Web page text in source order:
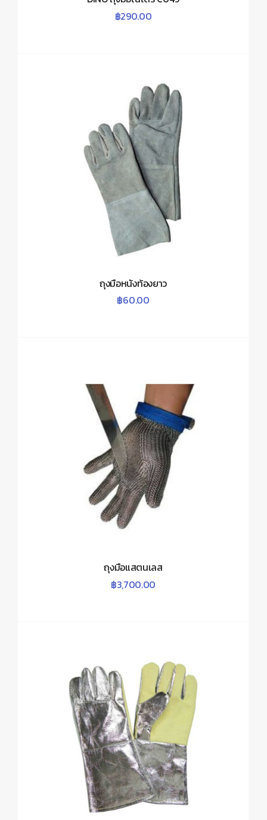
฿290.00
ถุงมือหนังท้องยาว
฿60.00
ถุงมือแสตนเลส
฿3,700.00